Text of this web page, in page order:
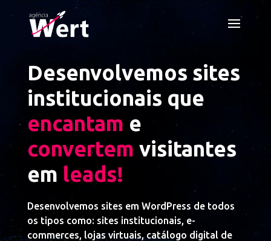
Desenvolvemos sites
institucionais que
encantam e
convertem visitantes
em leads!
Desenvolvemos sites em WordPress de todos
os tipos como: sites institucionais, e-
commerces, lojas virtuais, catálogo digital de